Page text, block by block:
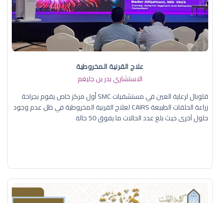
علاج القرنية المخروطية
الاستشاري بدر بن جليغم
قلوبال لرعاية العين في مستشفيات SMC أول مركز خاص يقوم بجراحة
زراعة الحلقات الطبيعة CAIRS لعلاج القرنية المخروطية في ظل عدم وجود
حلول آخرى حيث بلغ عدد الحالات ما يفوق 50 حالة